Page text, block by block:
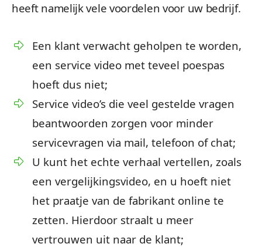
heeft namelijk vele voordelen voor uw bedrijf.
Een klant verwacht geholpen te worden,
een service video met teveel poespas
hoeft dus niet;
Service video’s die veel gestelde vragen
beantwoorden zorgen voor minder
servicevragen via mail, telefoon of chat;
U kunt het echte verhaal vertellen, zoals
een vergelijkingsvideo, en u hoeft niet
het praatje van de fabrikant online te
zetten. Hierdoor straalt u meer
vertrouwen uit naar de klant;